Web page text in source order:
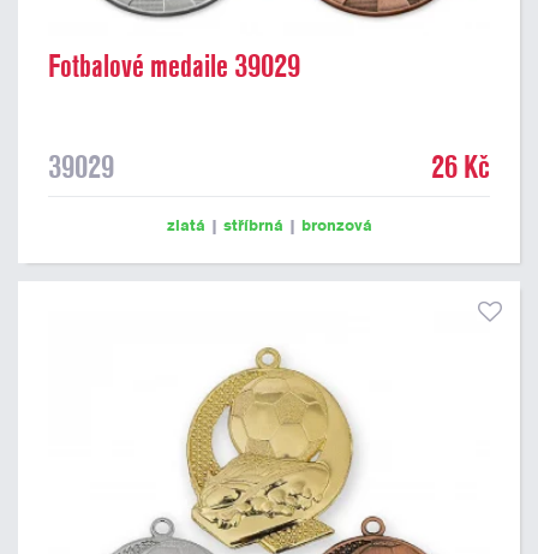
Fotbalové medaile 39029
39029 26 Kč
zlatá | stříbrná | bronzová